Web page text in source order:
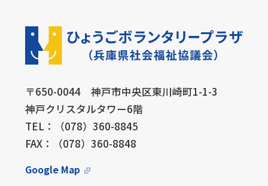
〒650-0044 神戸市中央区東川崎町1-1-3
神戸クリスタルタワー6階
TEL：（078）360-8845
FAX：（078）360-8848
Google Map